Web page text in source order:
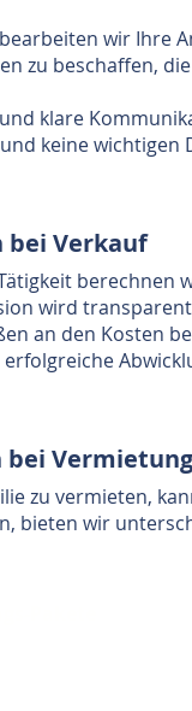
wir Ihre
zu beschaffen,
klare
keine wichtigen
bei Verkauf
berechnen
wird
an den Kosten
bei Vermietung
zu vermieten,
bieten wir